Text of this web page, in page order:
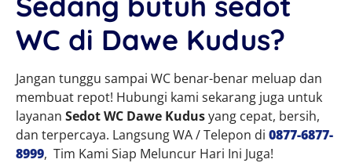
WC di Dawe Kudus?
Jangan tunggu sampai WC benar-benar meluap dan
membuat repot! Hubungi kami sekarang juga untuk
layanan Sedot WC Dawe Kudusyang cepat, bersih,
dan terpercaya. Langsung WA / Telepon di 0877-6877-
8999, Tim Kami Siap Meluncur Hari Ini Juga!